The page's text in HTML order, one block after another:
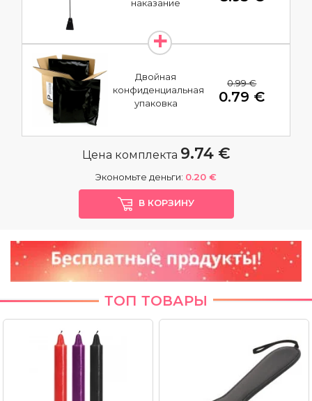
наказание
Двойная
конфиденциальная
упаковка
0.99 €
0.79 €
Цена комплекта 9.74 €
Экономьте деньги: 0.20 €
В КОРЗИНУ
ТОП ТОВАРЫ